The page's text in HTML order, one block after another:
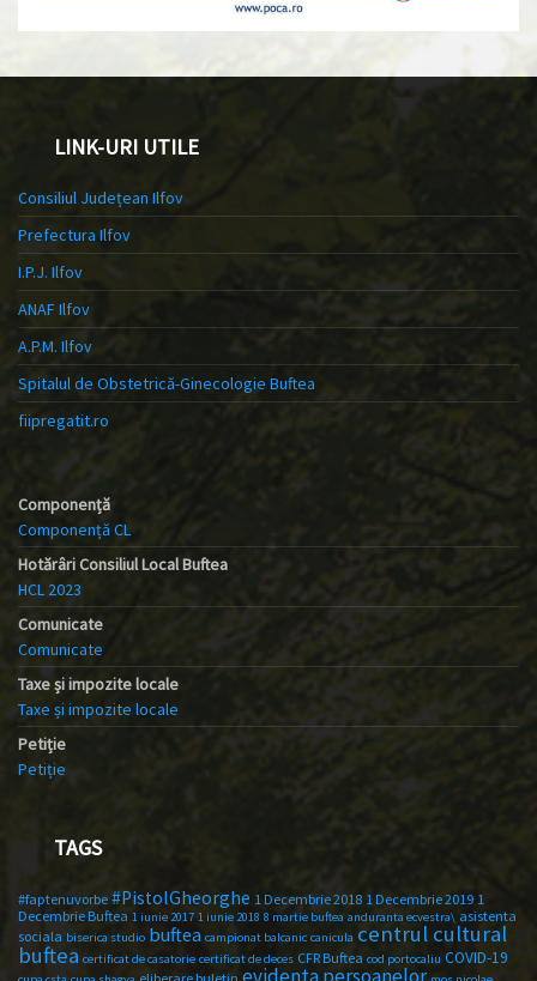
LINK-URI UTILE
Consiliul Județean Ilfov
Prefectura Ilfov
I.P.J. Ilfov
ANAF Ilfov
A.P.M. Ilfov
Spitalul de Obstetrică-Ginecologie Buftea
fiipregatit.ro
Componență
Componență CL
Hotărâri Consiliul Local Buftea
HCL 2023
Comunicate
Comunicate
Taxe și impozite locale
Taxe și impozite locale
Petiție
Petiție
TAGS
#faptenuvorbe #PistolGheorghe 1 Decembrie 2018 1 Decembrie 2019 1
Decembrie Buftea 1 iunie 2017 1 iunie 2018 8 martie buftea anduranta ecvestra\ asistenta
sociala biserica studio buftea campionat balcanic canicula centrul cultural
buftea certificat de casatorie certificat de deces CFR Buftea cod portocaliu COVID-19